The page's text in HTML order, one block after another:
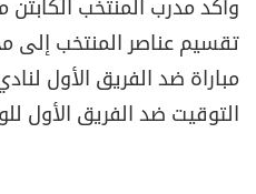
وأكد مدرب المنتخب
تقسيم عناصر المنتخب إلى
التوقيت ضد الفريق الأول